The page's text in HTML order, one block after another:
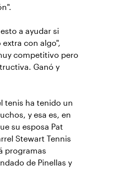
a ayudar si
con algo",
competitivo pero
Ganó y
tenis ha tenido un
y esa es, en
su esposa Pat
Stewart Tennis
programas
de Pinellas y